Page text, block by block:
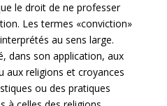
le droit de ne professer
Les termes «conviction»
au sens large.
dans son application, aux
aux religions et croyances
ou des pratiques